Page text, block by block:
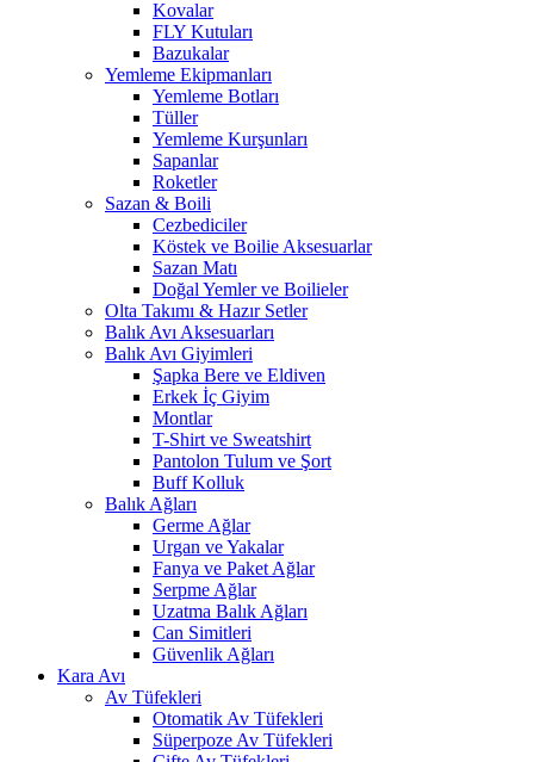
Kovalar
FLY Kutuları
Bazukalar
Yemleme Ekipmanları
Yemleme Botları
Tüller
Yemleme Kurşunları
Sapanlar
Roketler
Sazan & Boili
Cezbediciler
Köstek ve Boilie Aksesuarlar
Sazan Matı
Doğal Yemler ve Boilieler
Olta Takımı & Hazır Setler
Balık Avı Aksesuarları
Balık Avı Giyimleri
Şapka Bere ve Eldiven
Erkek İç Giyim
Montlar
T-Shirt ve Sweatshirt
Pantolon Tulum ve Şort
Buff Kolluk
Balık Ağları
Germe Ağlar
Urgan ve Yakalar
Fanya ve Paket Ağlar
Serpme Ağlar
Uzatma Balık Ağları
Can Simitleri
Güvenlik Ağları
Kara Avı
Av Tüfekleri
Otomatik Av Tüfekleri
Süperpoze Av Tüfekleri